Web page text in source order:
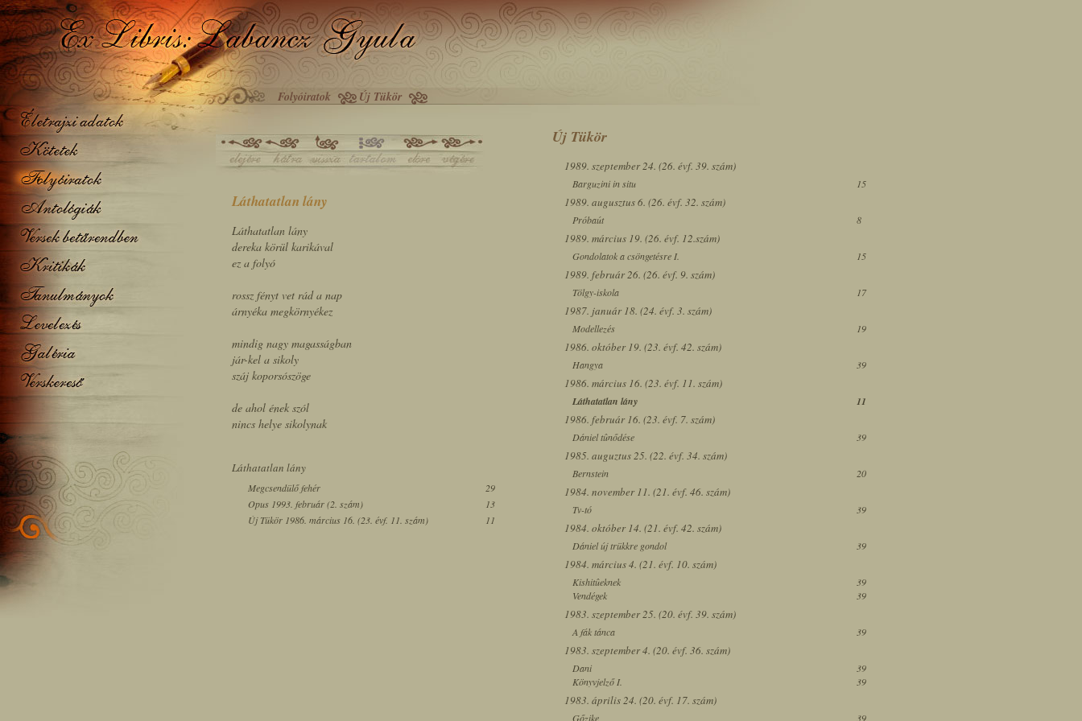
Folyóiratok Új Tükör
Láthatatlan lány
Láthatatlan lány
dereka körül karikával
ez a folyó
rossz fényt vet rád a nap
árnyéka megkörnyékez
mindig nagy magasságban
jár-kel a sikoly
száj koporsószöge
de ahol ének szól
nincs helye sikolynak
Láthatatlan lány
Megcsendülő fehér
29
Opus 1993. február (2. szám)
13
Új Tükör 1986. március 16. (23. évf. 11. szám)
11
Új Tükör
1989. szeptember 24. (26. évf. 39. szám)
Barguzini in situ 15
1989. augusztus 6. (26. évf. 32. szám)
Próbaút 8
1989. március 19. (26. évf. 12.szám)
Gondolatok a csöngetésre I. 15
1989. február 26. (26. évf. 9. szám)
Tölgy-iskola 17
1987. január 18. (24. évf. 3. szám)
Modellezés 19
1986. október 19. (23. évf. 42. szám)
Hangya 39
1986. március 16. (23. évf. 11. szám)
Láthatatlan lány 11
1986. február 16. (23. évf. 7. szám)
Dániel tûnődése 39
1985. auguztus 25. (22. évf. 34. szám)
Bernstein 20
1984. november 11. (21. évf. 46. szám)
Tv-tó 39
1984. október 14. (21. évf. 42. szám)
Dániel új trükkre gondol 39
1984. március 4. (21. évf. 10. szám)
Kishitûeknek
39
Vendégek
39
1983. szeptember 25. (20. évf. 39. szám)
A fák tánca 39
1983. szeptember 4. (20. évf. 36. szám)
Dani
39
Könyvjelző I.
39
1983. április 24. (20. évf. 17. szám)
Gőzike 39